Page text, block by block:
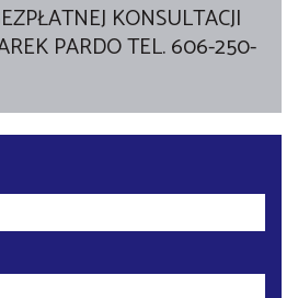
KONSULTACJI
PARDO TEL. 606-250-